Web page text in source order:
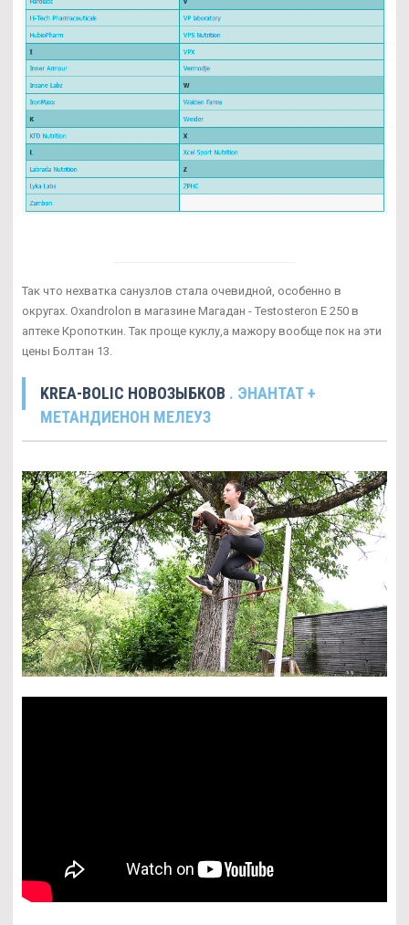
Так что нехватка санузлов стала очевидной, особенно в
округах. Oxandrolon в магазине Магадан - Testosteron E 250 в
аптеке Кропоткин. Так проще куклу,а мажору вообще пок на эти
цены Болтан 13.
KREA-BOLIC НОВОЗЫБКОВ . ЭНАНТАТ +
МЕТАНДИЕНОН МЕЛЕУЗ